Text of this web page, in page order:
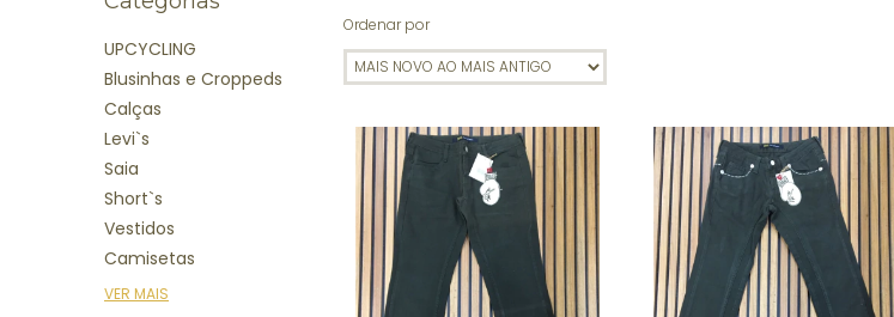
UPCYCLING
Blusinhas e Croppeds
Calças
Levi`s
Saia
Short`s
Vestidos
Camisetas
VER MAIS
Ordenar por